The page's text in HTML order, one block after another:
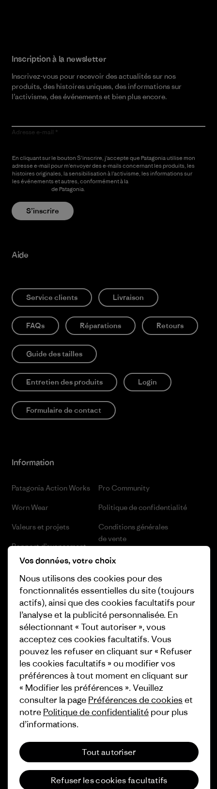
Inscription à la newsletter
Inscrivez-vous pour recevoir des actualités sur nos
produits, des histoires uniques, des informations sur
l’activisme, des événements et bien plus encore.
Adresse e-mail
En cliquant sur le bouton S’inscrire, j’accepte que Patagonia utilise mon
adresse e-mail pour m’envoyer des e-mails concernant les produits, les
histoires originales, la sensibilisation à l’activisme, les informations sur
les événements et autres, conformément à la
de Patagonia.
S’inscrire
Aide
Service clients Livraison
FAQs Réparations Retours
Guide des tailles
Entretien des produits Login
Formulaire de contact
Information
Patagonia Action Works
Worn Wear
Valeurs et projets
Rapport d’avancement
Business Unusual
Objectifs climatiques
1% For The Planet
Comment nous finançons
Cartes cadeaux
Nos magasins
Pro Community
Politique de confidentialité
Conditions générales
de vente
Préférences de cookie
Carrières
Presse et media
Industry program
Programme d’affiliation
Patagonia Suisse Plan du site
© 2026 Patagonia, Inc. All Rights Reserved.
Vos données, votre choix
Nous utilisons des cookies pour des
fonctionnalités essentielles du site (toujours
actifs), ainsi que des cookies facultatifs pour
l’analyse et la publicité personnalisée. En
sélectionnant « Tout autoriser », vous
acceptez ces cookies facultatifs. Vous
pouvez les refuser en cliquant sur « Refuser
les cookies facultatifs » ou modifier vos
préférences à tout moment en cliquant sur
« Modifier les préférences ». Veuillez
consulter la page Préférences de cookies et
notre Politique de confidentialité pour plus
d’informations.
Tout autoriser
Refuser les cookies facultatifs